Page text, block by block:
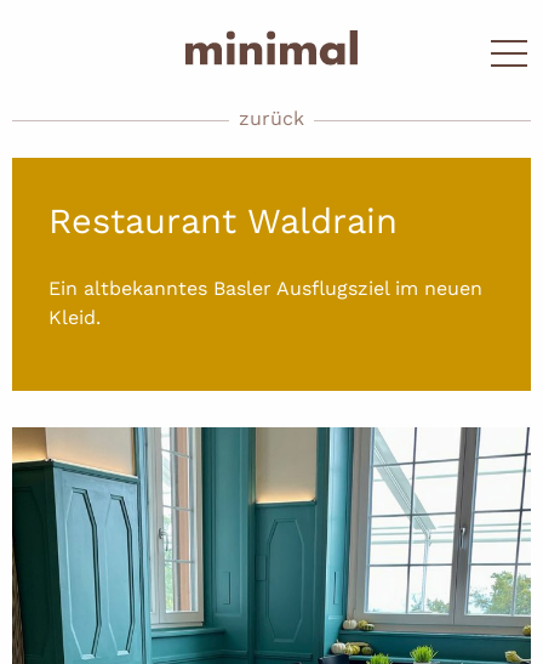
zurück
Restaurant Waldrain
Ein altbekanntes Basler Ausflugsziel im neuen
Kleid.